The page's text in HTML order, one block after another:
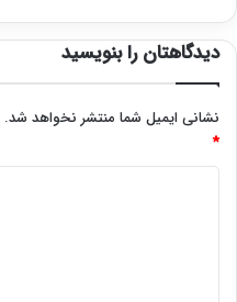
دیدگاهتان را بنویسید
نشانی ایمیل شما منتشر نخواهد شد.
*